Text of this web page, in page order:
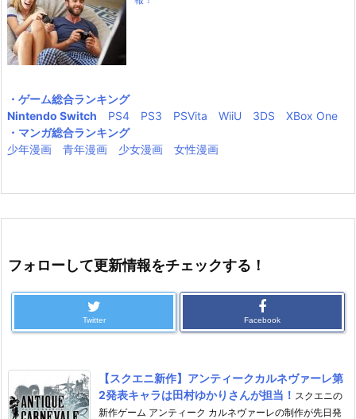
・ゲーム総合ランキング
Nintendo Switch
PS4 PS3 PSVita WiiU 3DS
XBox One
・マンガ総合ランキング
少年漫画
青年漫画 少女漫画 女性漫画
フォローして更新情報をチェックする！
Twitter Facebook
【スクエニ新作】アンティークカルネヴァーレ第
2発表キャラは田村ゆかりさんが担当！ スクエニの
新作ゲーム アンティーク カルネヴァーレの制作が先日発